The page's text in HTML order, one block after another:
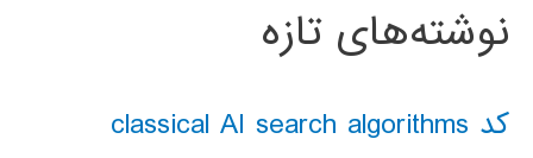
نوشته‌های تازه
کد classical AI search algorithms